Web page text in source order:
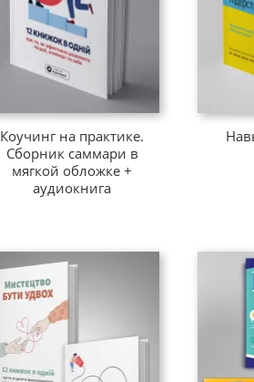
Коучинг на практике.
Сборник саммари в
мягкой обложке +
аудиокнига